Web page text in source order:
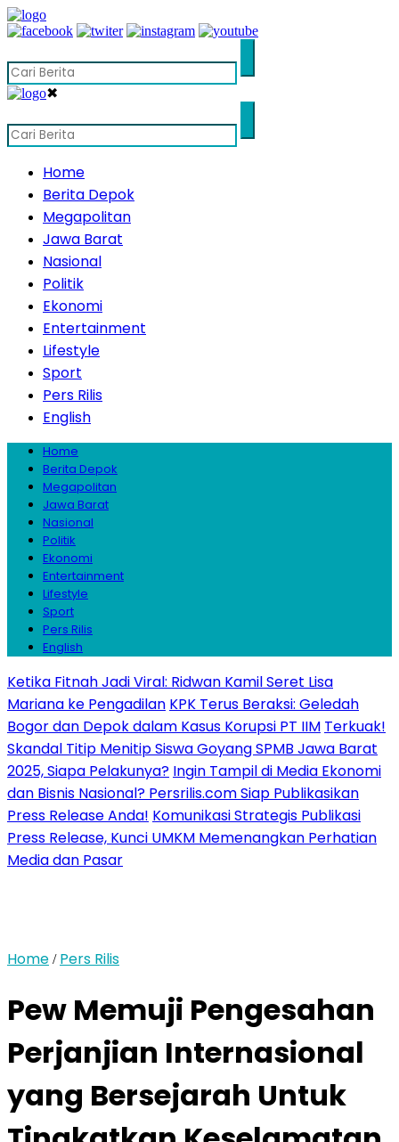
✖
Home
Berita Depok
Megapolitan
Jawa Barat
Nasional
Politik
Ekonomi
Entertainment
Lifestyle
Sport
Pers Rilis
English
Home
Berita Depok
Megapolitan
Jawa Barat
Nasional
Politik
Ekonomi
Entertainment
Lifestyle
Sport
Pers Rilis
English
Ketika Fitnah Jadi Viral: Ridwan Kamil Seret Lisa
Mariana ke Pengadilan KPK Terus Beraksi: Geledah
Bogor dan Depok dalam Kasus Korupsi PT IIM Terkuak!
Skandal Titip Menitip Siswa Goyang SPMB Jawa Barat
2025, Siapa Pelakunya? Ingin Tampil di Media Ekonomi
dan Bisnis Nasional? Persrilis.com Siap Publikasikan
Press Release Anda! Komunikasi Strategis Publikasi
Press Release, Kunci UMKM Memenangkan Perhatian
Media dan Pasar
Home / Pers Rilis
Pew Memuji Pengesahan
Perjanjian Internasional
yang Bersejarah Untuk